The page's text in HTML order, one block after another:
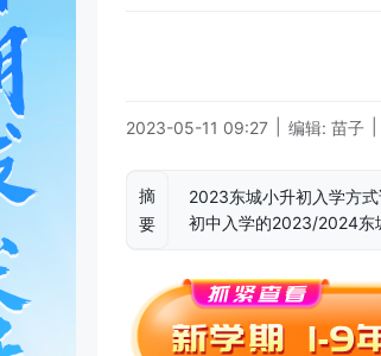
2023-05-11 09:27 编辑: 苗子
摘
要
2023东城小升初入学方
初中入学的2023/2024东